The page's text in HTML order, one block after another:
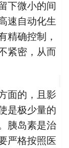
下微小的间
速自动化生
精确控制，
紧密，从而
面的，且影
是极少量的
胰岛素是治
严格按照医